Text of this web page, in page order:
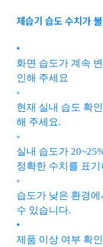
제습기 습도 수치가
•
화면 습도가 계속
인해 주세요
◦
현재 실내 습도 확
해 주세요.
◦
실내 습도가
정확한 수치를 표
◦
습도가 낮은 환경
수 있습니다.
•
제품 이상 여부 확